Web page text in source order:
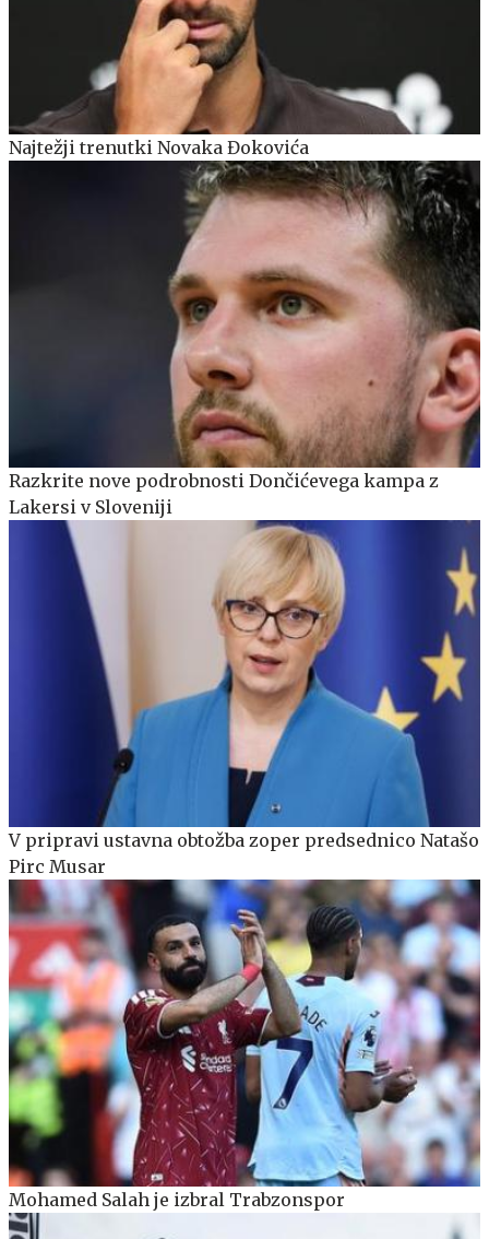
Najtežji trenutki Novaka Đokovića
Razkrite nove podrobnosti Dončićevega kampa z
Lakersi v Sloveniji
V pripravi ustavna obtožba zoper predsednico Natašo
Pirc Musar
Mohamed Salah je izbral Trabzonspor